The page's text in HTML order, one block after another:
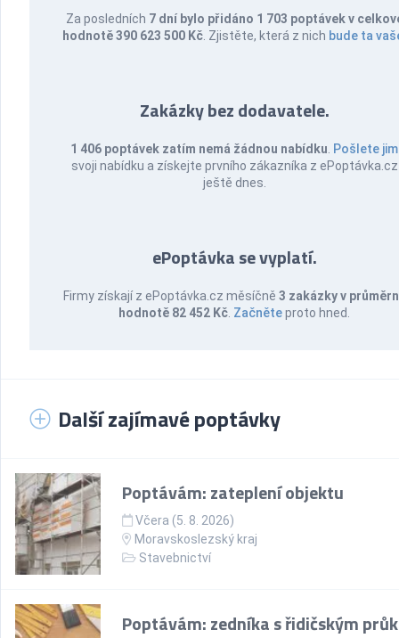
Za posledních 7 dní bylo přidáno 1 703 poptávek v
hodnotě 390 623 500 Kč . Zjistěte, která z nich bude ta
Zakázky bez dodavatele.
1 406 poptávek zatím nemá žádnou nabídku Pošlete jim
svoji nabídku a získejte prvního zákazníka z ePoptávka.cz
ještě dnes.
ePoptávka se vyplatí.
Firmy získají z ePoptávka.cz měsíčně 3 zakázky v
hodnotě 82 452 Kč Začněteproto hned.
Další zajímavé poptávky
Poptávám: zateplení objektu
Včera (5. 8. 2026)
Moravskoslezský kraj
Stavebnictví
Poptávám: zedníka s řidičským